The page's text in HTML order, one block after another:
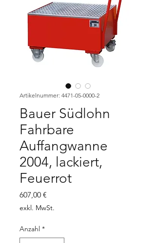
Artikelnummer: 4471-05-0000-2
Bauer Südlohn
Fahrbare
Auffangwanne
2004, lackiert,
Feuerrot
607,00 €
exkl. MwSt.
Anzahl *